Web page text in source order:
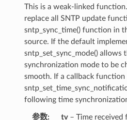
This is a weak-linked
replace all SNTP update
sntp_sync_time() function in
source. If the default
sntp_set_sync_mode() allows
synchronization mode to be
smooth. If a callback function
following time
参数 tv– Time received